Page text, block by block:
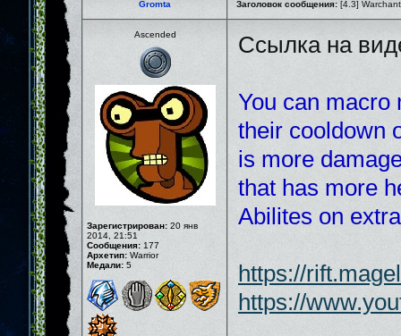
Gromta Заголовок сообщения: [4.3]
Ascended
Зарегистрирован: 20 янв
2014, 21:51
Сообщения: 177
Архетип: Warrior
Медали: 5
Ссылка на
You can macro
their cooldown
is more
that has more
Abilites on
https://
https://